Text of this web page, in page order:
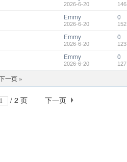
2026-6-20 146
Emmy
2026-6-20
0
152
Emmy
2026-6-20
0
123
Emmy
2026-6-20
0
127
一页 »
/ 2 页 下一页